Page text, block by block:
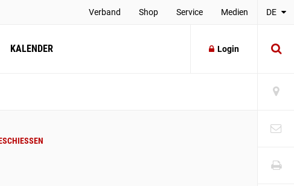
Verband Shop Service Medien DE
KALENDER Login